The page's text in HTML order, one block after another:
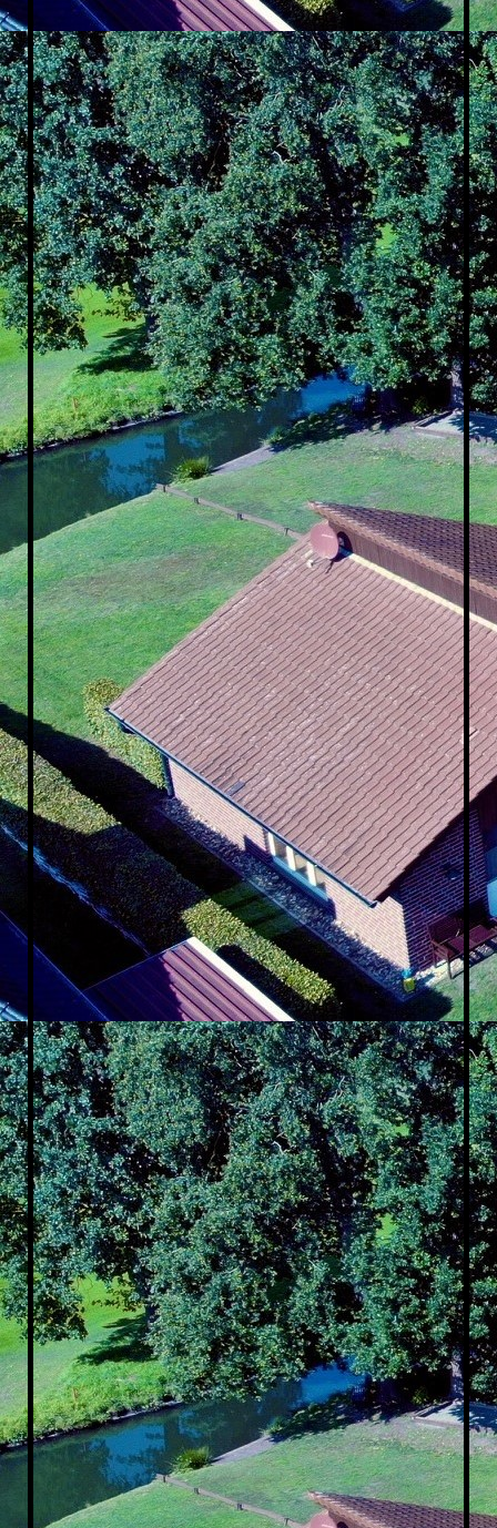
Blick aufs Gewässer
Vorderansicht